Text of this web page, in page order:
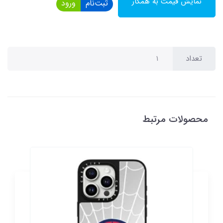
ثبت‌نام ورود
تعداد
محصولات مرتبط